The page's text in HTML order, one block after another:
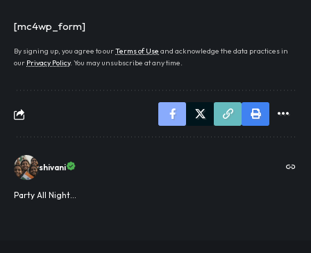
[mc4wp_form]
By signing up, you agree to ourTerms of Use and acknowledge the data practices in
our Privacy Policy. You may unsubscribe at any time.
shivani
Party All Night...